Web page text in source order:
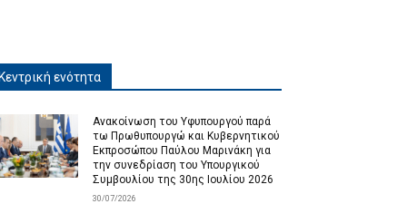
Κεντρική ενότητα
Ανακοίνωση του Υφυπουργού παρά
τω Πρωθυπουργώ και Κυβερνητικού
Εκπροσώπου Παύλου Μαρινάκη για
την συνεδρίαση του Υπουργικού
Συμβουλίου της 30ης Ιουλίου 2026
30/07/2026